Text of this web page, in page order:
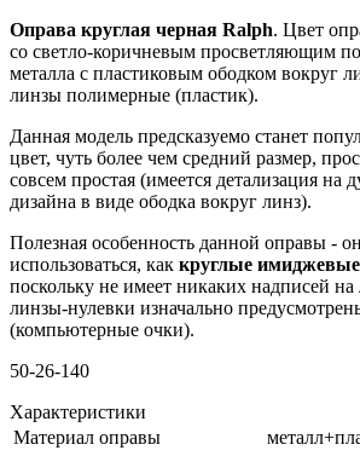
Оправа круглая черная Ralph. Цвет
со светло-коричневым просветляющим
металла с пластиковым ободком вокруг
линзы полимерные (пластик).
Данная модель предсказуемо станет
цвет, чуть более чем средний размер,
совсем простая (имеется детализация на
дизайна в виде ободка вокруг линз).
Полезная особенность данной оправы -
использоваться, как круглые
поскольку не имеет никаких надписей на
линзы-нулевки изначально
(компьютерные очки).
50-26-140
Характеристики
Материал оправы